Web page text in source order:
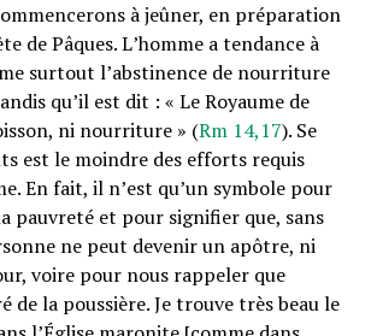
à jeûner, en préparation
de Pâques. Lʼhomme a tendance à
surtout lʼabstinence de nourriture
quʼil est dit : « Le Royaume de
ni nourriture » (Rm 14,17). Se
est le moindre des efforts requis
En fait, il nʼest quʼun symbole pour
pauvreté et pour signifier que, sans
ne peut devenir un apôtre, ni
voire pour nous rappeler que
de la poussière. Je trouve très beau le